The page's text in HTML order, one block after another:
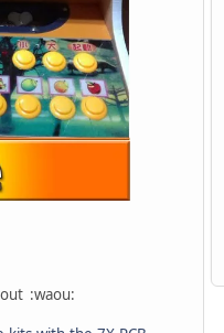
:waou: